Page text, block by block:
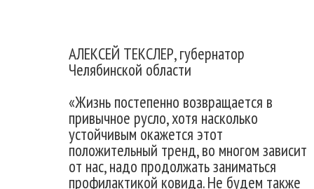
АЛЕКСЕЙ ТЕКСЛЕР, губернатор
Челябинской области
«Жизнь постепенно возвращается в
привычное русло, хотя насколько
устойчивым окажется этот
положительный тренд, во многом зависит
от нас, надо продолжать заниматься
профилактикой ковида. Не будем также